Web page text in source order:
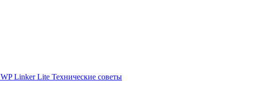
Linker Lite Технические советы